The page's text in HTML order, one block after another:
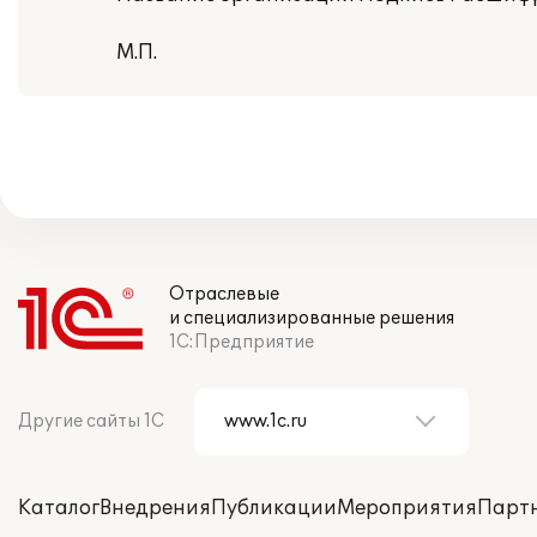
М.П.
Отраслевые
и специализированные решения
1С:Предприятие
Другие сайты 1С
КаталогВнедренияПубликацииМероприятия